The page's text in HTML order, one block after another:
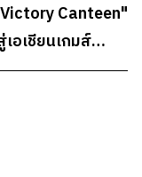
Canteen"
อเชียนเกมส์